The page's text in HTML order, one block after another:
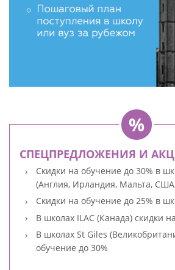
СПЕЦПРЕДЛОЖЕНИЯ И
Скидки на обучение до 30% в
(Англия, Ирландия, Мальта,
Скидки на обучение до 25% в
В школах ILAC (Канада) скидки
В школах St Giles
обучение до 30%